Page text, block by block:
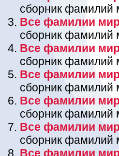
сборник фамилий
Все фамилии
сборник фамилий
Все фамилии
сборник фамилий
Все фамилии
сборник фамилий
Все фамилии
сборник фамилий
Все фамилии
сборник фамилий
Все фамилии